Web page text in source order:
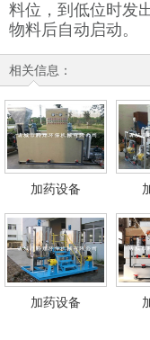
料位，到低位时发
物料后自动启动。
相关信息：
加药设备
加药设备